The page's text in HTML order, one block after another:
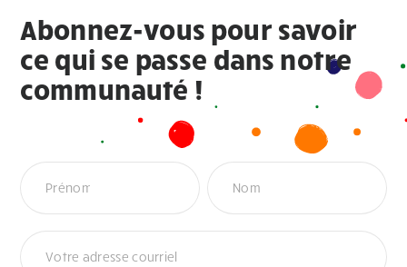
Abonnez-vous pour savoir
ce qui se passe dans notre
communauté !
Infolettre